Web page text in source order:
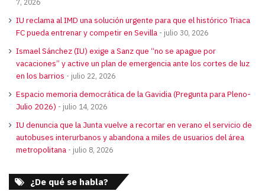
IU reclama al IMD una solución urgente para que el histórico Triaca
FC pueda entrenar y competir en Sevilla
julio 30, 2026
Ismael Sánchez (IU) exige a Sanz que “no se apague por
vacaciones” y active un plan de emergencia ante los cortes de luz
en los barrios
julio 22, 2026
Espacio memoria democrática de la Gavidia (Pregunta para Pleno-
Julio 2026)
julio 14, 2026
IU denuncia que la Junta vuelve a recortar en verano el servicio de
autobuses interurbanos y abandona a miles de usuarios del área
metropolitana
julio 8, 2026
¿De qué se habla?